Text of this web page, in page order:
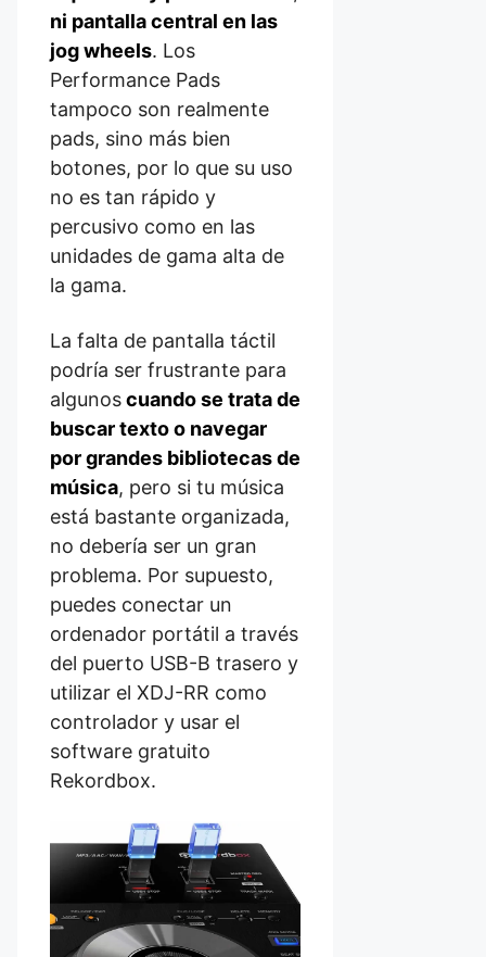
ni pantalla central en las
jog wheels. Los
Performance Pads
tampoco son realmente
pads, sino más bien
botones, por lo que su uso
no es tan rápido y
percusivo como en las
unidades de gama alta de
la gama.
La falta de pantalla táctil
podría ser frustrante para
algunoscuando se trata de
buscar texto o navegar
por grandes bibliotecas de
música, pero si tu música
está bastante organizada,
no debería ser un gran
problema. Por supuesto,
puedes conectar un
ordenador portátil a través
del puerto USB-B trasero y
utilizar el XDJ-RR como
controlador y usar el
software gratuito
Rekordbox.